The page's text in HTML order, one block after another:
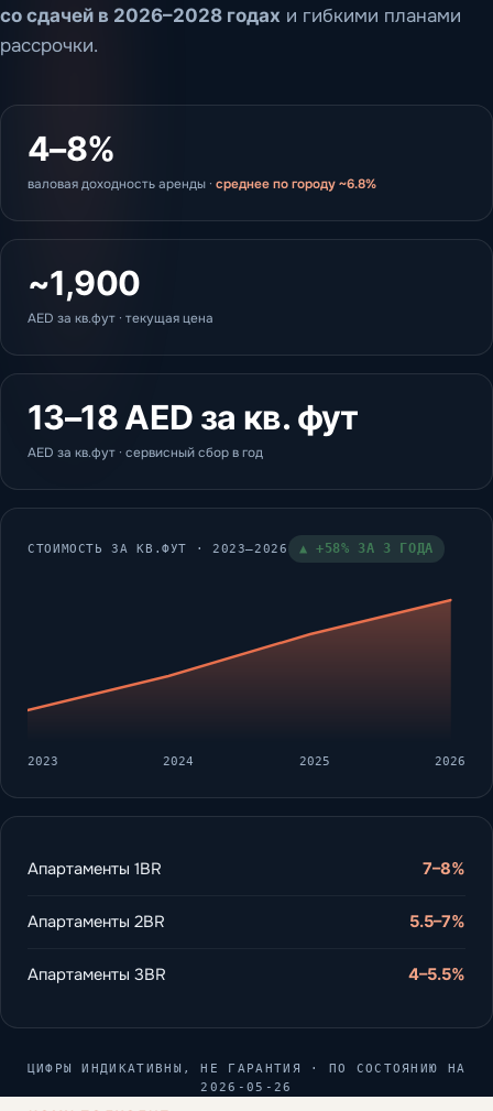
со сдачей в 2026–2028 годах и гибкими планами
рассрочки.
4–8%
валовая доходность аренды · среднее по городу ~6.8%
~1,900
AED за кв.фут · текущая цена
13–18 AED за кв. фут
AED за кв.фут · сервисный сбор в год
СТОИМОСТЬ ЗА КВ.ФУТ · 2023–2026 ▲ +58% ЗА 3 ГОДА
2023 2024 2025 2026
Апартаменты 1BR 7–8%
Апартаменты 2BR 5.5–7%
Апартаменты 3BR 4–5.5%
ЦИФРЫ ИНДИКАТИВНЫ, НЕ ГАРАНТИЯ · ПО СОСТОЯНИЮ НА
2026-05-26